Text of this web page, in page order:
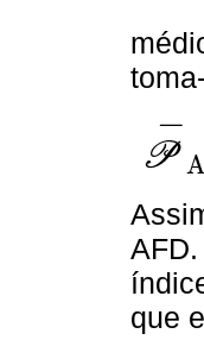
P
−
P-AFD =
que